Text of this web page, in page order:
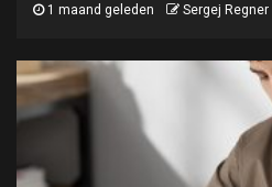
1 maand geleden Sergej Regner